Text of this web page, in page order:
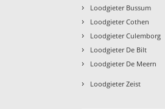
› Loodgieter Bussum
› Loodgieter Cothen
› Loodgieter Culemborg
› Loodgieter De Bilt
› Loodgieter De Meern
› Loodgieter Zeist